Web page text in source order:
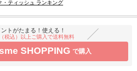
・ティッシュ ランキング
トがたまる！使える！
税込）以上ご購入で送料無料
SHOPPING で購入